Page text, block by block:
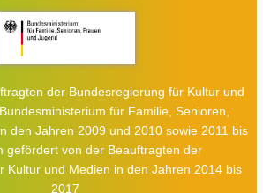
der Bundesregierung für Kultur und
für Familie, Senioren,
den Jahren 2009 und 2010 sowie 2011 bis
gefördert von der Beauftragten der
Kultur und Medien in den Jahren 2014 bis
2017